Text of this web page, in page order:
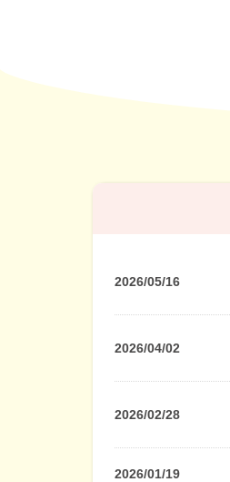
2026/05/16
2026/04/02
2026/02/28
2026/01/19